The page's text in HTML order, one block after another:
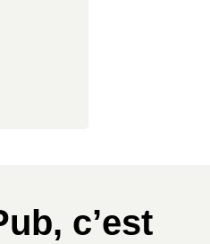
c’est